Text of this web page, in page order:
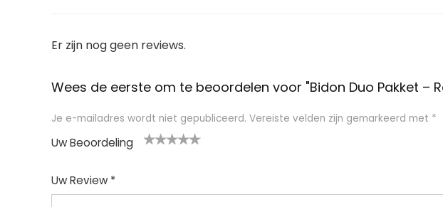
Er zijn nog geen reviews.
Wees de eerste om te beoordelen voor "Bidon Duo Pakket –
Je e-mailadres wordt niet gepubliceerd. Vereiste velden zijn gemarkeerd met *
Uw Beoordeling
Uw Review *